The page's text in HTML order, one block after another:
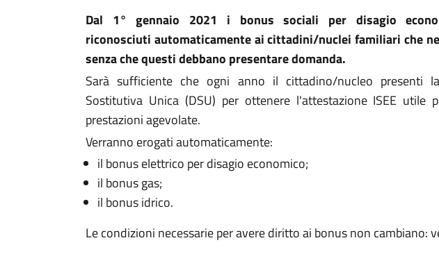
Dal 1° gennaio 2021 i bonus sociali per disagio
riconosciuti automaticamenteai cittadini/nuclei familiari che
senza che questi debbano presentare domanda.
Sarà sufficiente che ogni anno il cittadino/nucleo presenti
Sostitutiva Unica (DSU) per ottenere l'attestazione ISEE utile
prestazioni agevolate.
Verranno erogati automaticamente:
il bonus elettrico per disagio economico;
il bonus gas;
il bonus idrico.
Le condizioni necessarie per avere diritto ai bonus non cambiano: